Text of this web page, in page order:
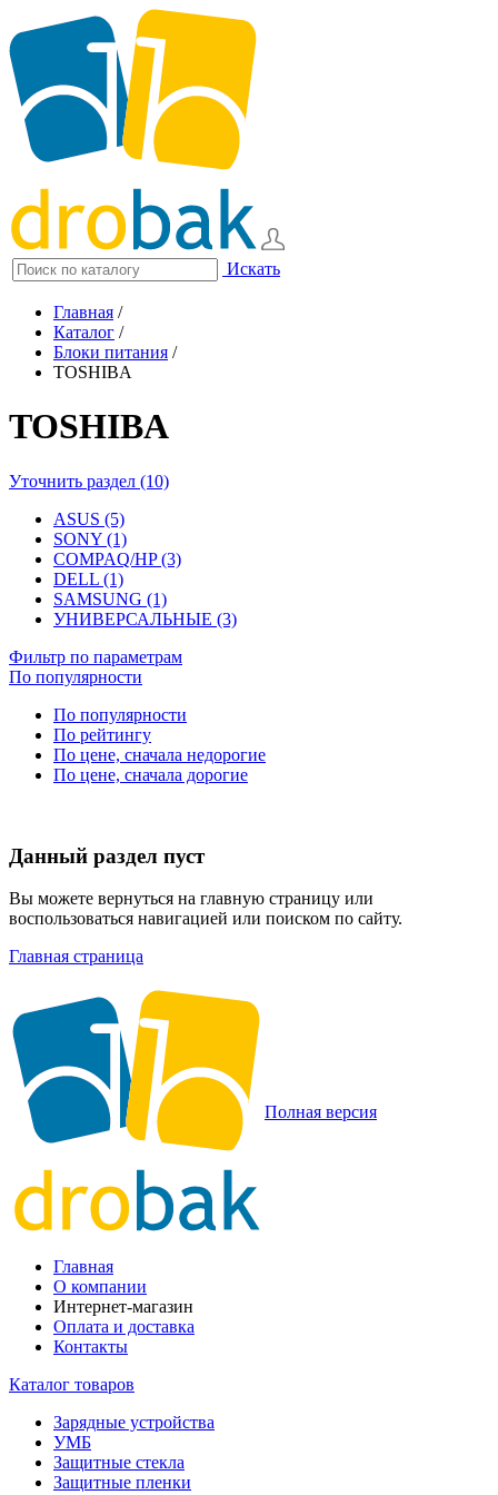
Искать
Главная /
Каталог /
Блоки питания /
TOSHIBA
TOSHIBA
Уточнить раздел (10)
ASUS (5)
SONY (1)
COMPAQ/HP (3)
DELL (1)
SAMSUNG (1)
УНИВЕРСАЛЬНЫЕ (3)
Фильтр по параметрам
По популярности
По популярности
По рейтингу
По цене, сначала недорогие
По цене, сначала дорогие
Данный раздел пуст
Вы можете вернуться на главную страницу или
воспользоваться навигацией или поиском по сайту.
Главная страница
Полная версия
Главная
О компании
Интернет-магазин
Оплата и доставка
Контакты
Каталог товаров
Зарядные устройства
УМБ
Защитные стекла
Защитные пленки